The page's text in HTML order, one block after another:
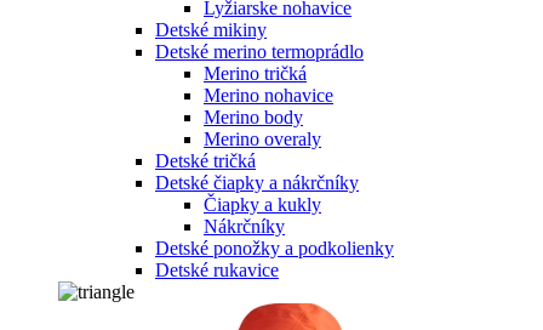
Lyžiarske nohavice
Detské mikiny
Detské merino termoprádlo
Merino tričká
Merino nohavice
Merino body
Merino overaly
Detské tričká
Detské čiapky a nákrčníky
Čiapky a kukly
Nákrčníky
Detské ponožky a podkolienky
Detské rukavice